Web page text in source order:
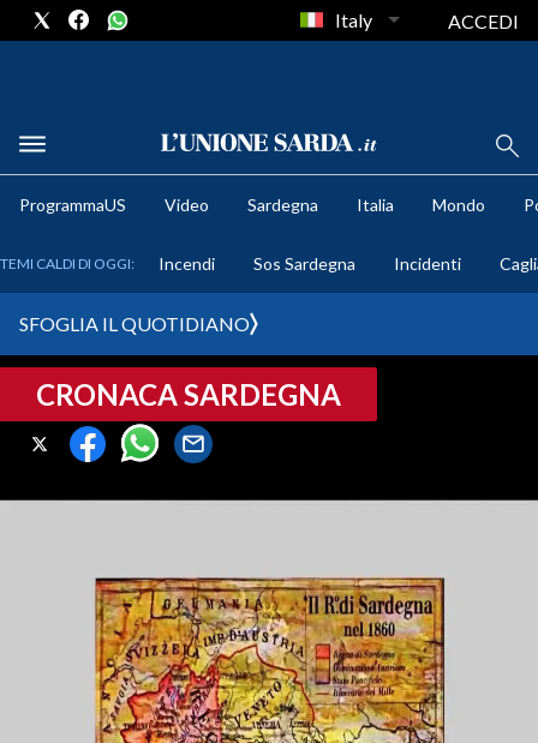
METEO
CRONACA SARDEGNA
CAGLIARI
ORISTANO E PROVINCIA
SASSARI E PROVINCIA
NUORO E PROVINCIA
OGLIASTRA
Italy ACCEDI
ProgrammaUS Video Sardegna Italia Mondo
TEMI CALDI DI OGGI: Incendi Sos Sardegna Incidenti
SFOGLIA IL QUOTIDIANO
CRONACA SARDEGNA